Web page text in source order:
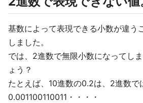
基数によって表現できる小数が違う
しました。
では、2進数で無限小数になってし
ょう？
たとえば、10進数の0.2は、2進数で
0.001100110011・・・・